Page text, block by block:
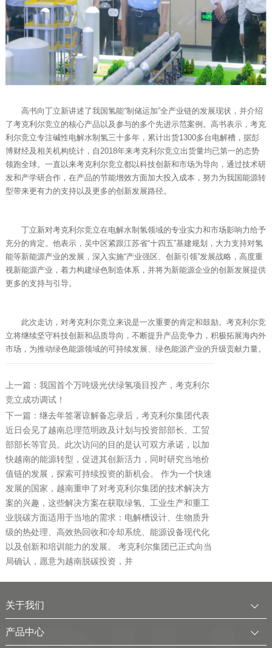
高书向丁立新讲述了我国氢能“制储运加”全产业链的发展现状，并介绍
了考克利尔竞立的核心产品以及参与的多个先进示范案例。高书表示，考克
利尔竞立专注碱性电解水制氢三十多年，累计出货1300多台电解槽，据彭
博财经及相关机构统计，自2018年来考克利尔竞立出货量均已第一的态势
领跑全球。一直以来考克利尔竞立都以科技创新和市场为导向，通过技术研
发和产学研合作，在产品的节能增效方面加大投入成本，努力为我国能源转
型带来更有力的支持以及更多的创新发展路径。
丁立新对考克利尔竞立在电解水制氢领域的专业实力和市场影响力给予
充分的肯定。他表示，吴中区紧跟江苏省“十四五”基建规划，大力支持对氢
能等新能源产业的发展，深入实施“产业强区、创新引领”发展战略，高度重
视新能源产业，着力构建绿色制造体系，并将为新能源企业的创新发展提供
更多的支持与引导。
此次走访，对考克利尔竞立来说是一次重要的肯定和鼓励。考克利尔竞
立将继续坚守科技创新和品质导向，不断提升产品竞争力，积极拓展海内外
市场，为推动绿色能源领域的可持续发展、绿色能源产业的升级贡献力量。
上一篇：我国首个万吨级光伏绿氢项目投产，考克利尔
竞立成功调试！
下一篇：继去年签署谅解备忘录后，考克利尔集团代表
近日会见了越南总理范明政及计划与投资部部长、工贸
部部长等官员。此次访问的目的是认可双方承诺，以加
快越南的能源转型，促进其创新活力，同时研究当地价
值链的发展，探索可持续投资的新机会。 作为一个快速
发展的国家，越南重申了对考克利尔集团的技术解决方
案的兴趣，这些解决方案在获取绿氢、工业生产和重工
业脱碳方面适用于当地的需求：电解槽设计、生物质升
级的热处理、高效热回收和冷却系统、能源设备现代化
以及创新和培训能力的发展。 考克利尔集团已正式向当
局确认，愿意为越南脱碳投资，并
关于我们
公司简介
产品中心